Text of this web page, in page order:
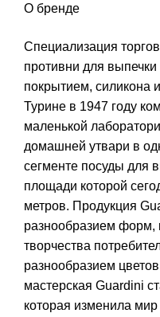
О бренде
Специализация
противни для
покрытием, силикона
Турине в 1947 году
маленькой
домашней утвари в
сегменте посуды для
площади которой
метров. Продукция
разнообразием форм,
творчества
разнообразием
мастерская Guardini
которая изменила